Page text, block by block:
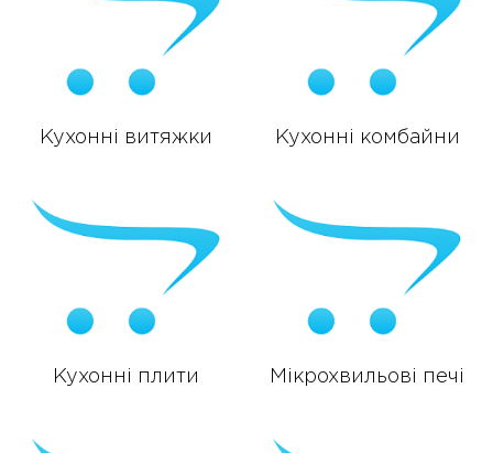
Кухонні витяжки Кухонні комбайни
Кухонні плити Мікрохвильові печі